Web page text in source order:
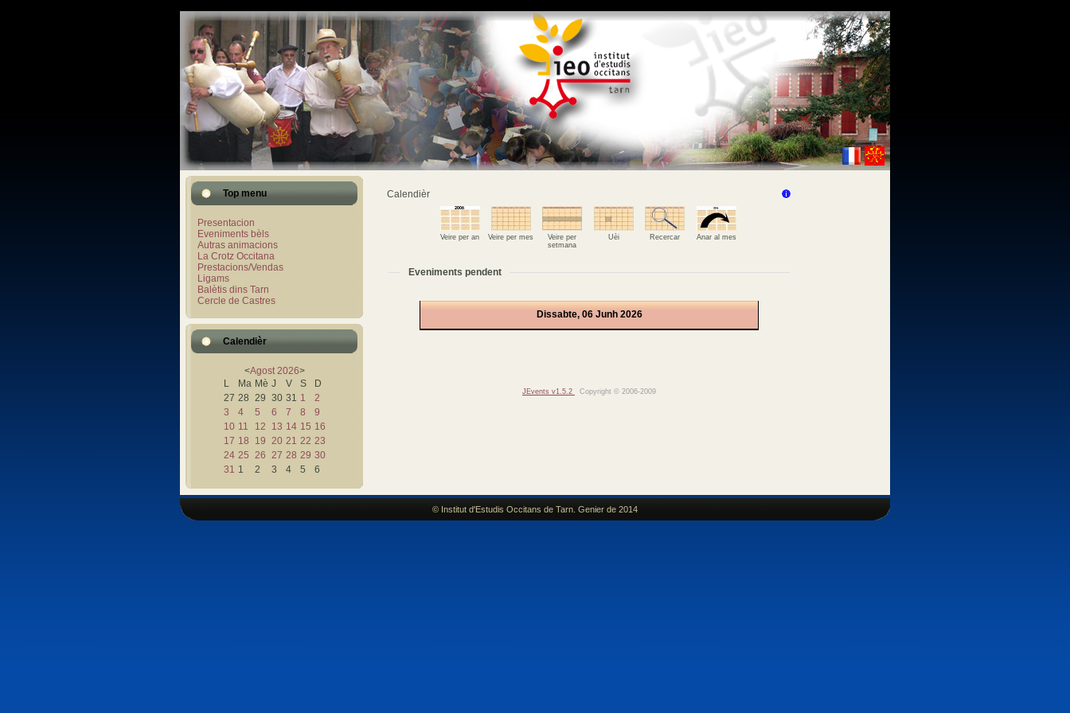
Top menu
Presentacion
Eveniments bèls
Autras animacions
La Crotz Occitana
Prestacions/Vendas
Ligams
Balètis dins Tarn
Cercle de Castres
Calendièr
<Agost 2026>
L
Ma Mè J V S
D
27 28 29 30 31 1
2
3
4 5 6 7 8
9
10 11 12 13 14 15 16
17 18 19 20 21 22 23
24 25 26 27 28 29 30
31 1 2 3 4 5 6
Calendièr
Veire per an Veire per mes
Veire per
setmana
Uèi Recercar Anar al mes
Eveniments pendent
Dissabte, 06 Junh 2026
JEvents v1.5.2 Copyright © 2006-2009
© Institut d'Estudis Occitans de Tarn. Genier de 2014